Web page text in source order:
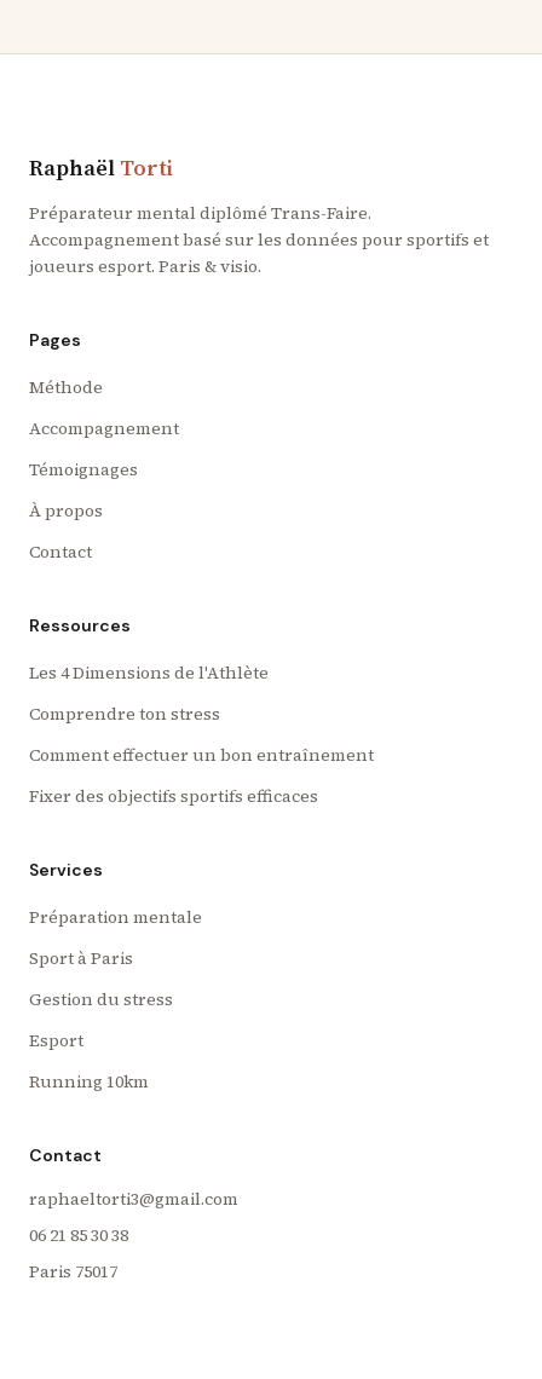
Raphaël Torti
Préparateur mental diplômé Trans-Faire.
Accompagnement basé sur les données pour sportifs et
joueurs esport. Paris & visio.
Pages
Méthode
Accompagnement
Témoignages
À propos
Contact
Ressources
Les 4 Dimensions de l'Athlète
Comprendre ton stress
Comment effectuer un bon entraînement
Fixer des objectifs sportifs efficaces
Services
Préparation mentale
Sport à Paris
Gestion du stress
Esport
Running 10km
Contact
raphaeltorti3@gmail.com
06 21 85 30 38
Paris 75017